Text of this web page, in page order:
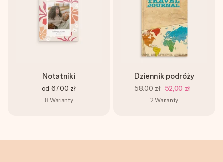
Notatniki
od 67,00 zł
8 Warianty
Dziennik podróży
58,00 zł 52,00 zł
2 Warianty